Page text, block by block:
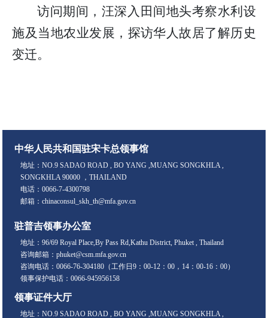
访问期间，汪深入田间地头考察水利设
施及当地农业发展，探访华人故居了解历史
变迁。
中华人民共和国驻宋卡总领事馆
地址：NO.9 SADAO ROAD , BO YANG ,MUANG SONGKHLA ,
SONGKHLA 90000 ，THAILAND
电话：0066-7-4300798
邮箱：chinaconsul_skh_th@mfa.gov.cn
驻普吉领事办公室
地址：96/69 Royal Place,By Pass Rd,Kathu District, Phuket , Thailand
咨询邮箱：phuket@csm.mfa.gov.cn
咨询电话：0066-76-304180（工作日9：00-12：00，14：00-16：00）
领事保护电话：0066-945956158
领事证件大厅
地址：NO.9 SADAO ROAD , BO YANG ,MUANG SONGKHLA ,